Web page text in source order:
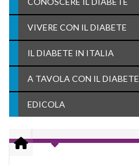
VIVERE CON IL DIABETE
IL DIABETE IN ITALIA
A TAVOLA CON IL DIABETE
EDICOLA